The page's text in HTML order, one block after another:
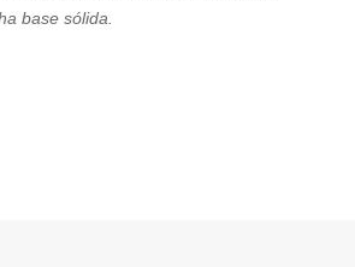
base sólida.